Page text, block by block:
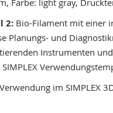
Farbe: light gray,
2: Bio-Filament mit einer
Planungs- und
Instrumenten
im SIMPLEX